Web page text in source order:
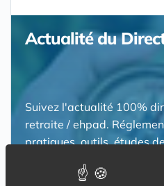
Actualité du
Suivez l'actualité 100%
retraite / ehpad.
pratiques, outils, études
retours d'expériences,
publications, tendances